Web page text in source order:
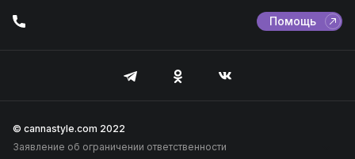
Помощь
© cannastyle.com 2022
Заявление об ограничении ответственности